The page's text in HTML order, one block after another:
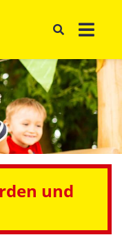
und